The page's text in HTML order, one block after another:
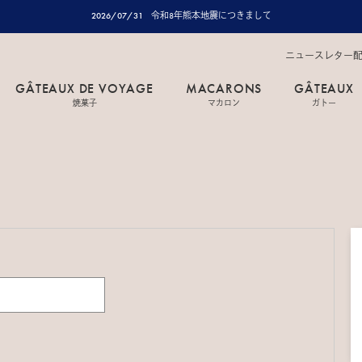
2026/07/31 令和8年熊本地震につきまして
ニュースレター
GÂTEAUX DE VOYAGE
焼菓子
MACARONS
マカロン
GÂTEAUX
ガトー